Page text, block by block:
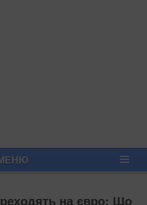
на євро: Що